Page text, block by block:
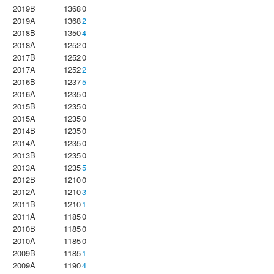
2019B
13680
2019A
13682
2018B
13504
2018A
12520
2017B
12520
2017A
12522
2016B
12375
2016A
12350
2015B
12350
2015A
12350
2014B
12350
2014A
12350
2013B
12350
2013A
12355
2012B
12100
2012A
12103
2011B
12101
2011A
11850
2010B
11850
2010A
11850
2009B
11851
2009A
11904